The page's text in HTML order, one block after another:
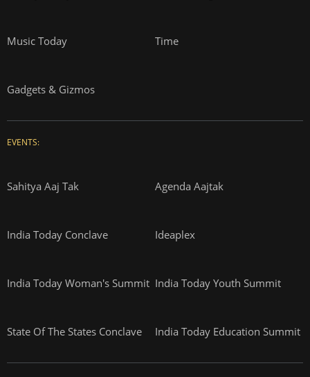
Music Today Time
Gadgets & Gizmos
EVENTS:
Sahitya Aaj Tak Agenda Aajtak
India Today Conclave Ideaplex
India Today Woman's Summit India Today Youth Summit
State Of The States Conclave India Today Education Summit